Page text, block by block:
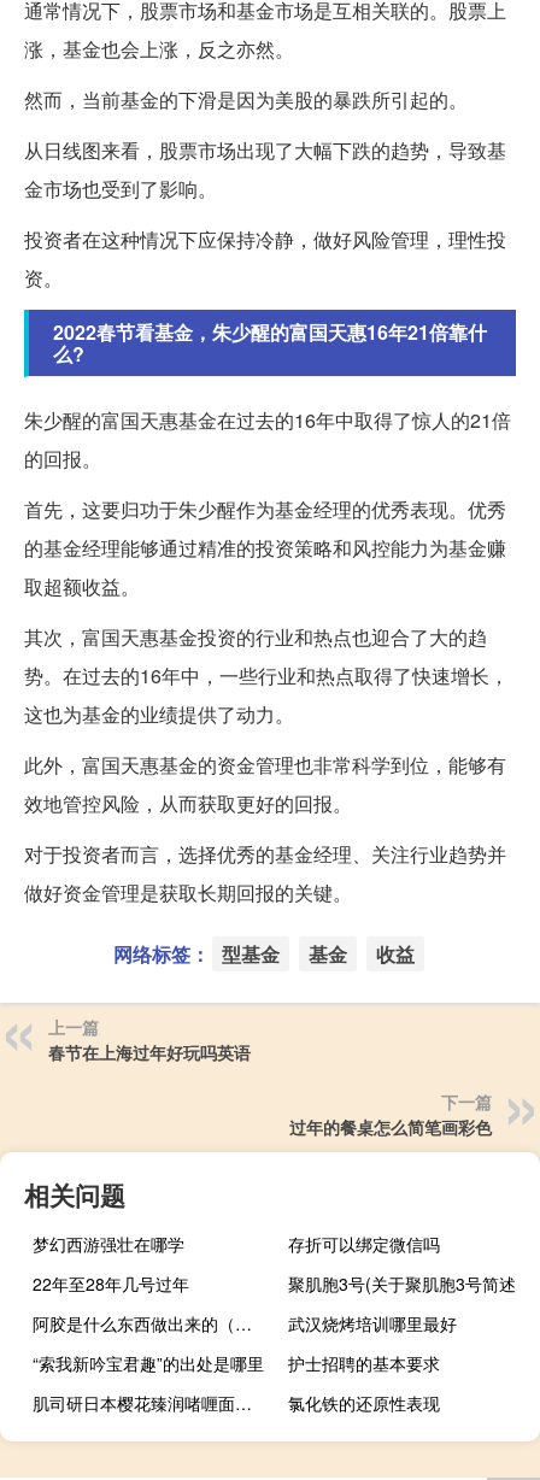
通常情况下，股票市场和基金市场是互相关联的。股票上
涨，基金也会上涨，反之亦然。
然而，当前基金的下滑是因为美股的暴跌所引起的。
从日线图来看，股票市场出现了大幅下跌的趋势，导致基
金市场也受到了影响。
投资者在这种情况下应保持冷静，做好风险管理，理性投
资。
2022春节看基金，朱少醒的富国天惠16年21倍靠什
么?
朱少醒的富国天惠基金在过去的16年中取得了惊人的21倍
的回报。
首先，这要归功于朱少醒作为基金经理的优秀表现。优秀
的基金经理能够通过精准的投资策略和风控能力为基金赚
取超额收益。
其次，富国天惠基金投资的行业和热点也迎合了大的趋
势。在过去的16年中，一些行业和热点取得了快速增长，
这也为基金的业绩提供了动力。
此外，富国天惠基金的资金管理也非常科学到位，能够有
效地管控风险，从而获取更好的回报。
对于投资者而言，选择优秀的基金经理、关注行业趋势并
做好资金管理是获取长期回报的关键。
网络标签： 型基金 基金 收益
上一篇
春节在上海过年好玩吗英语
下一篇
过年的餐桌怎么简笔画彩色
相关问题
梦幻西游强壮在哪学
存折可以绑定微信吗
22年至28年几号过年
聚肌胞3号(关于聚肌胞3号简述)
阿胶是什么东西做出来的（阿胶是什么）
武汉烧烤培训哪里最好
“索我新吟宝君趣”的出处是哪里
护士招聘的基本要求
肌司研日本樱花臻润啫喱面霜(关于肌司研日本樱花臻润啫喱面霜简述)
氯化铁的还原性表现